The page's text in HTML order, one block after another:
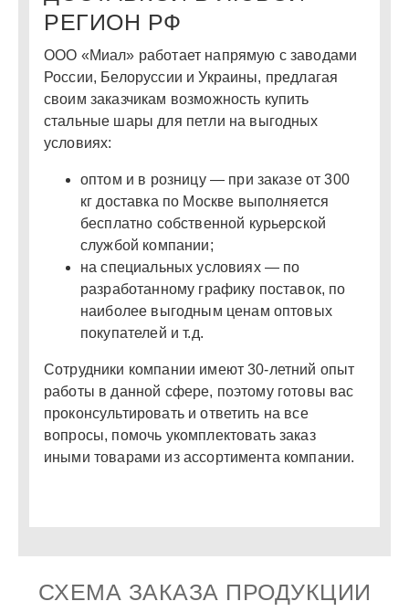
РЕГИОН РФ
ООО «Миал» работает напрямую с заводами
России, Белоруссии и Украины, предлагая
своим заказчикам возможность купить
стальные шары для петли на выгодных
условиях:
оптом и в розницу — при заказе от 300
кг доставка по Москве выполняется
бесплатно собственной курьерской
службой компании;
на специальных условиях — по
разработанному графику поставок, по
наиболее выгодным ценам оптовых
покупателей и т.д.
Сотрудники компании имеют 30-летний опыт
работы в данной сфере, поэтому готовы вас
проконсультировать и ответить на все
вопросы, помочь укомплектовать заказ
иными товарами из ассортимента компании.
СХЕМА ЗАКАЗА ПРОДУКЦИИ